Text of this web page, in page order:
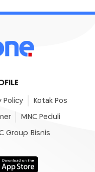
Policy Kotak Pos
MNC Peduli
Group Bisnis